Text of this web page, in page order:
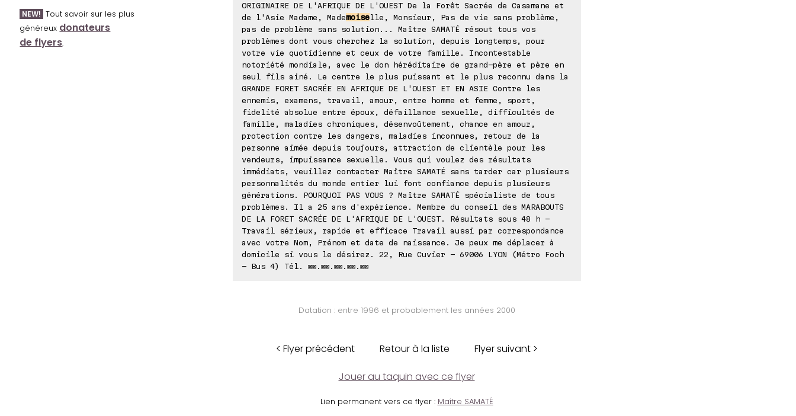
NEW! Tout savoir sur les plus
généreux donateurs
de flyers.
ORIGINAIRE DE L'AFRIQUE DE L'OUEST De la Forêt Sacrée de Casamane et
de l'Asie Madame, Mademoiselle, Monsieur, Pas de vie sans problème,
pas de problème sans solution... Maître SAMATÉ résout tous vos
problèmes dont vous cherchez la solution, depuis longtemps, pour
votre vie quotidienne et ceux de votre famille. Incontestable
notoriété mondiale, avec le don héréditaire de grand-père et père en
seul fils ainé. Le centre le plus puissant et le plus reconnu dans la
GRANDE FORET SACRÉE EN AFRIQUE DE L'OUEST ET EN ASIE Contre les
ennemis, examens, travail, amour, entre homme et femme, sport,
fidelité absolue entre époux, défaillance sexuelle, difficultés de
famille, maladies chroniques, désenvoûtement, chance en amour,
protection contre les dangers, maladies inconnues, retour de la
personne aimée depuis toujours, attraction de clientèle pour les
vendeurs, impuissance sexuelle. Vous qui voulez des résultats
immédiats, veuillez contacter Maître SAMATÉ sans tarder car plusieurs
personnalités du monde entier lui font confiance depuis plusieurs
générations. POURQUOI PAS VOUS ? Maître SAMATÉ spécialiste de tous
problèmes. Il a 25 ans d'expérience. Membre du conseil des MARABOUTS
DE LA FORET SACRÉE DE L'AFRIQUE DE L'OUEST. Résultats sous 48 h -
Travail sérieux, rapide et efficace Travail aussi par correspondance
avec votre Nom, Prénom et date de naissance. Je peux me déplacer à
domicile si vous le désirez. 22, Rue Cuvier - 69006 LYON (Métro Foch
- Bus 4) Tél. ⊠⊠.⊠⊠.⊠⊠.⊠⊠.⊠⊠
Datation : entre 1996 et probablement les années 2000
< Flyer précédent Retour à la liste Flyer suivant >
Jouer au taquin avec ce flyer
Lien permanent vers ce flyer : Maître SAMATÉ